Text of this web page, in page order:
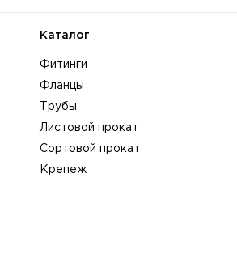
Каталог
Фитинги
Фланцы
Трубы
Листовой прокат
Сортовой прокат
Крепеж